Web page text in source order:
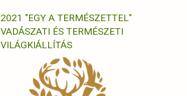
2021 "EGY A TERMÉSZETTEL"
VADÁSZATI ÉS TERMÉSZETI
VILÁGKIÁLLÍTÁS